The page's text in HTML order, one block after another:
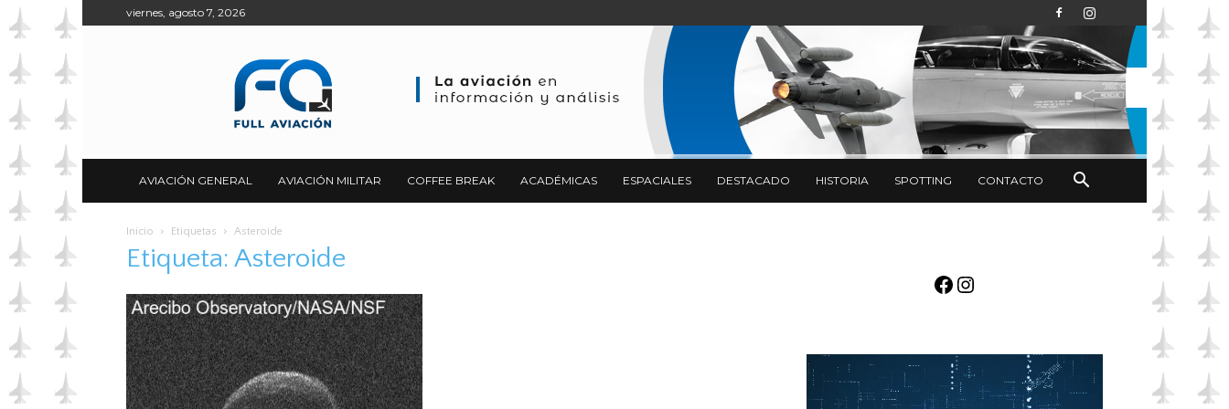
viernes, agosto 7, 2026
AVIACIÓN GENERAL AVIACIÓN MILITAR COFFEE BREAK ACADÉMICAS ESPACIALES DESTACADO HISTORIA SPOTTING CONTACTO
Inicio Etiquetas Asteroide
Etiqueta: Asteroide
Facebook
Instagram